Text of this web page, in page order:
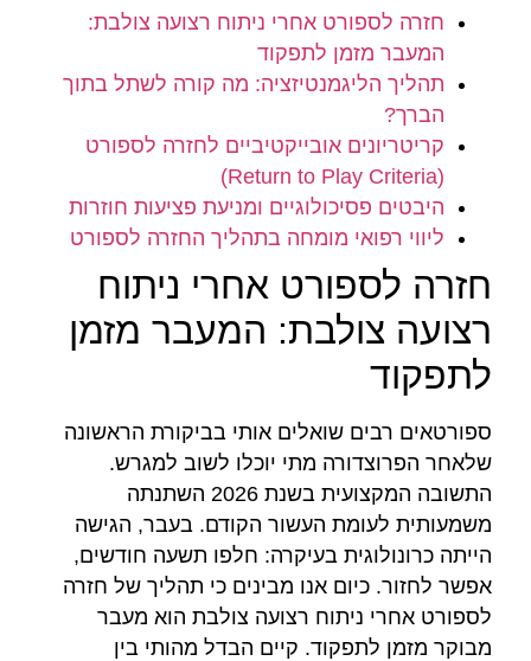
חזרה לספורט אחרי ניתוח רצועה צולבת:
המעבר מזמן לתפקוד
תהליך הליגמנטיזציה: מה קורה לשתל בתוך
הברך?
קריטריונים אובייקטיביים לחזרה לספורט
(Return to Play Criteria)
היבטים פסיכולוגיים ומניעת פציעות חוזרות
ליווי רפואי מומחה בתהליך החזרה לספורט
חזרה לספורט אחרי ניתוח
רצועה צולבת: המעבר מזמן
לתפקוד
ספורטאים רבים שואלים אותי בביקורת הראשונה
שלאחר הפרוצדורה מתי יוכלו לשוב למגרש.
התשובה המקצועית בשנת 2026 השתנתה
משמעותית לעומת העשור הקודם. בעבר, הגישה
הייתה כרונולוגית בעיקרה: חלפו תשעה חודשים,
אפשר לחזור. כיום אנו מבינים כי תהליך של חזרה
לספורט אחרי ניתוח רצועה צולבת הוא מעבר
מבוקר מזמן לתפקוד. קיים הבדל מהותי בין